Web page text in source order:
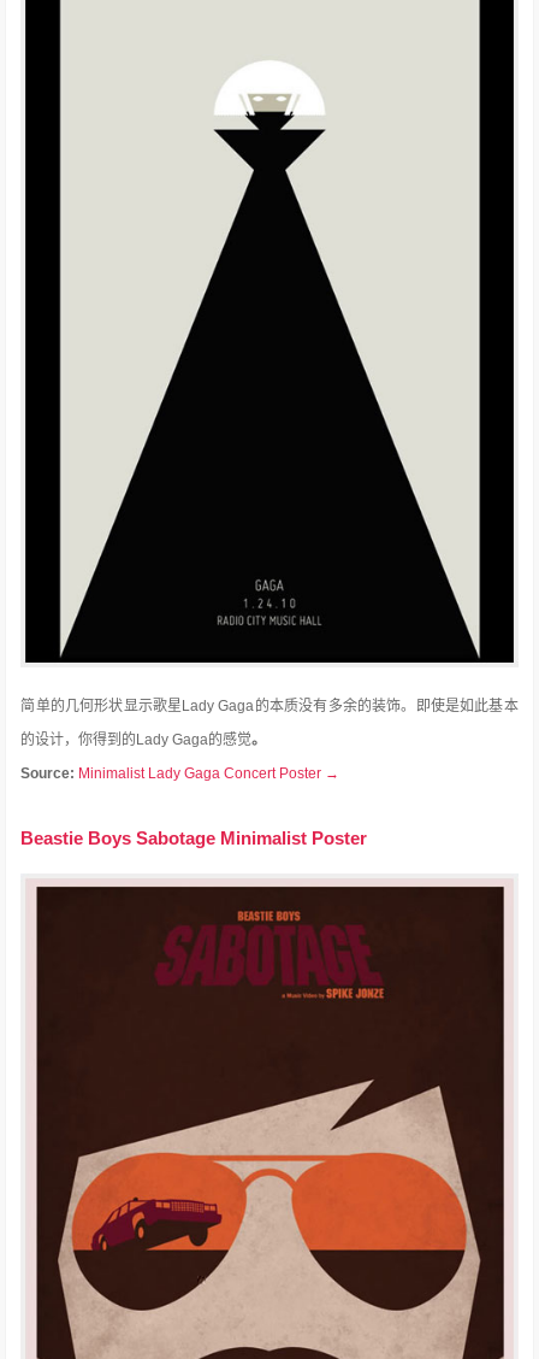
简单的几何形状显示歌星Lady Gaga的本质没有多余的装饰。即使是如此基本
的设计，你得到的Lady Gaga的感觉。
Source: Minimalist Lady Gaga Concert Poster →
Beastie Boys Sabotage Minimalist Poster